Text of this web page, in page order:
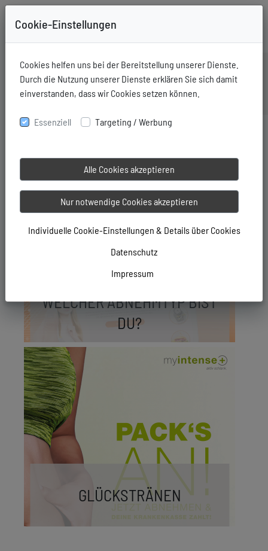
+49-731-76006 Mitglieder Login
WELCHER ABNEHMTYP BIST
DU?
GLÜCKSTRÄNEN
Cookie-Einstellungen
Cookies helfen uns bei der Bereitstellung unserer Dienste.
Durch die Nutzung unserer Dienste erklären Sie sich damit
einverstanden, dass wir Cookies setzen können.
Essenziell Targeting / Werbung
Alle Cookies akzeptieren
Nur notwendige Cookies akzeptieren
Individuelle Cookie-Einstellungen & Details über Cookies
Datenschutz
Impressum